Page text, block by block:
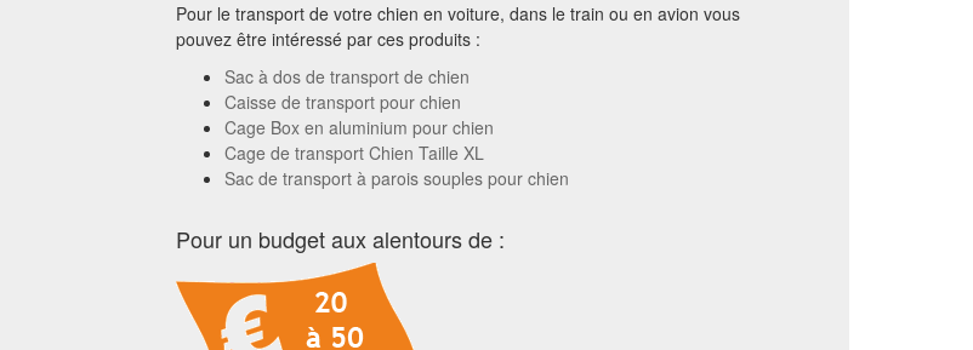
Pour le transport de votre chien en voiture, dans le train ou en avion vous
pouvez être intéressé par ces produits :
Sac à dos de transport de chien
Caisse de transport pour chien
Cage Box en aluminium pour chien
Cage de transport Chien Taille XL
Sac de transport à parois souples pour chien
Pour un budget aux alentours de :